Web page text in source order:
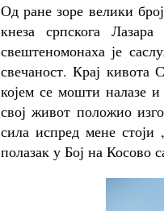
Од ране зоре велики
кнеза српскога
свештеномонаха је
свечаност. Крај
којем се мошти налазе
свој живот положио
сила испред мене
полазак у Бој на Косово